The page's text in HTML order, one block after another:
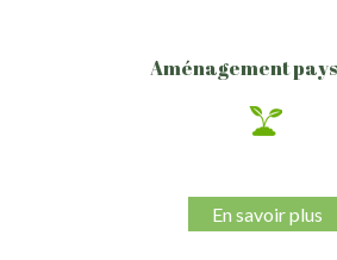
Aménagement
En savoir plus